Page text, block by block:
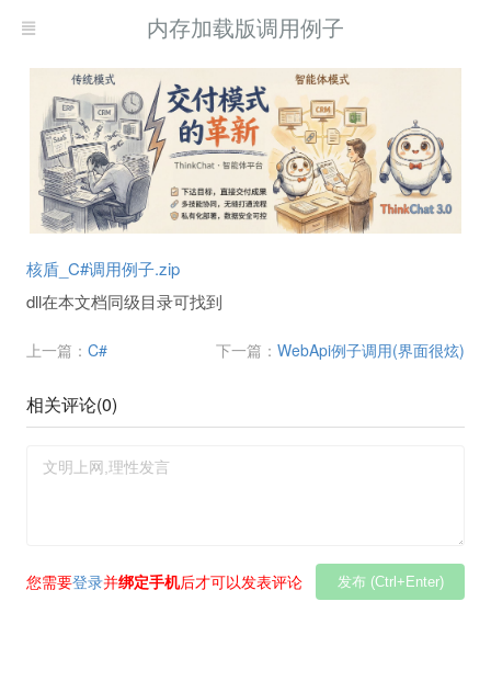
内存加载版调用例子
核盾_C#调用例子.zip
dll在本文档同级目录可找到
上一篇： C# 下一篇： WebApi例子调用(界面很炫)
相关评论(0)
您需要登录并绑定手机后才可以发表评论 发布 (Ctrl+Enter)